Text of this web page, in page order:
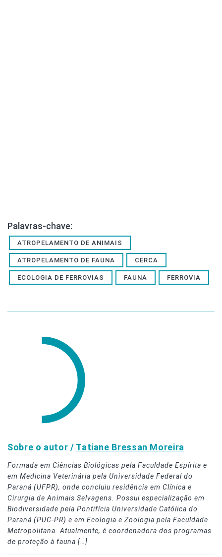
Palavras-chave:
ATROPELAMENTO DE ANIMAIS
ATROPELAMENTO DE FAUNA CERCA
ECOLOGIA DE FERROVIAS FAUNA FERROVIA
Sobre o autor / Tatiane Bressan Moreira
Formada em Ciências Biológicas pela Faculdade Espírita e
em Medicina Veterinária pela Universidade Federal do
Paraná (UFPR), onde concluiu residência em Clínica e
Cirurgia de Animais Selvagens. Possui especialização em
Biodiversidade pela Pontifícia Universidade Católica do
Paraná (PUC-PR) e em Ecologia e Zoologia pela Faculdade
Metropolitana. Atualmente, é coordenadora dos programas
de proteção à fauna […]